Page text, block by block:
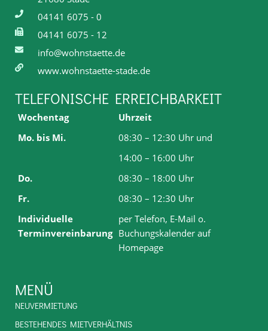
04141 6075 - 0
04141 6075 - 12
info@wohnstaette.de
www.wohnstaette-stade.de
TELEFONISCHE ERREICHBARKEIT
Wochentag
Uhrzeit
Mo. bis Mi.
08:30 – 12:30 Uhr und
14:00 – 16:00 Uhr
Do.
08:30 – 18:00 Uhr
Fr.
08:30 – 12:30 Uhr
Individuelle
Terminvereinbarung
per Telefon, E-Mail o.
Buchungskalender auf
Homepage
MENÜ
NEUVERMIETUNG
BESTEHENDES MIETVERHÄLTNIS